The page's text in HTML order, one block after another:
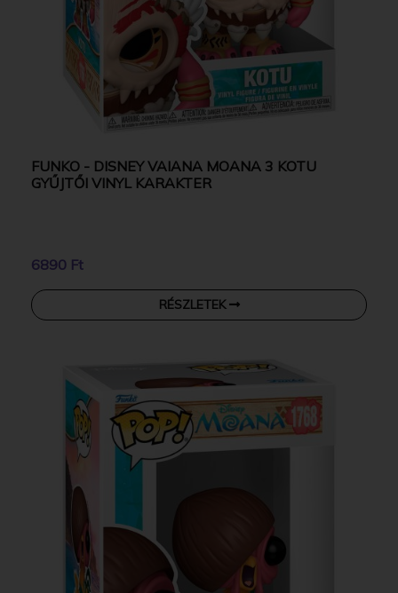
FUNKO - DISNEY VAIANA MOANA 3 KOTU
GYŰJTŐI VINYL KARAKTER
6890 Ft
RÉSZLETEK